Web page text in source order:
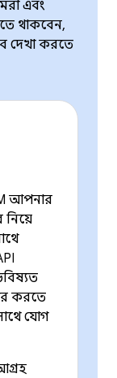
এবং
থাকবেন,
দেখা করতে
আপনার
নিয়ে
করতে
যোগ